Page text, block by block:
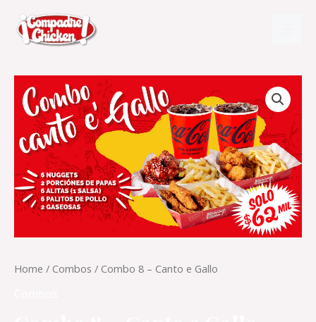
contenido
Home / Combos / Combo 8 – Canto e Gallo
Combo
Canto
Gallo
quantity